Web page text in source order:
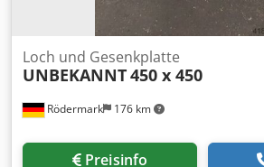
Rödermark 176 km
Loch und Gesenkplatte
UNBEKANNT450 x 450
Preisinfo